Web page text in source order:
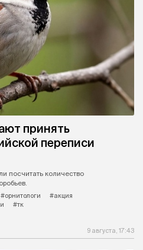
принять
переписи
посчитать количество
#орнитологи
#акция
#тк
9 августа, 17:43